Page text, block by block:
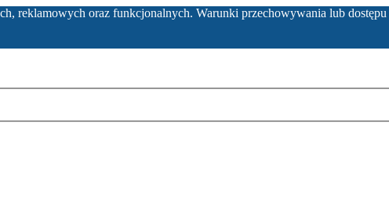
reklamowych oraz funkcjonalnych. Warunki przechowywania lub